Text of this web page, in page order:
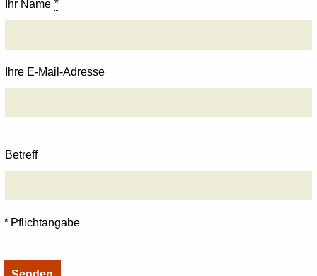
Ihr Name *
Ihre E-Mail-Adresse
Betreff
*Pflichtangabe